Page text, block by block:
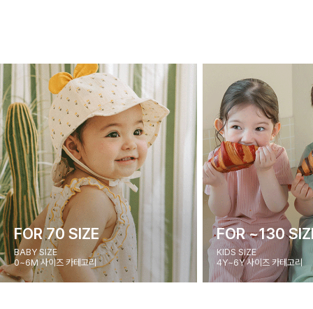
FOR 70 SIZE
BABY SIZE
0~6M 사이즈 카테고리
FOR ~130
KIDS SIZE
4Y~6Y 사이즈 카테고리